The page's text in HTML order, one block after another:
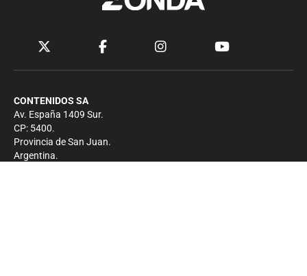
CONTENIDOS SA
Av. España 1409 Sur.
CP: 5400.
Provincia de San Juan.
Argentina.